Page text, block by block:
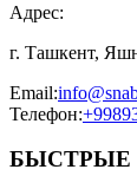
Адрес:
г. Ташкент,
Email:
Телефон: